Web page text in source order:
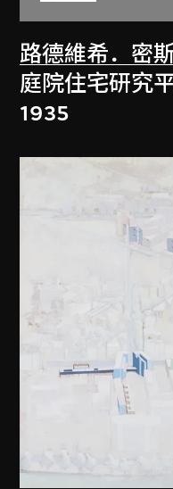
路德維希．密
庭院住宅研究
1935